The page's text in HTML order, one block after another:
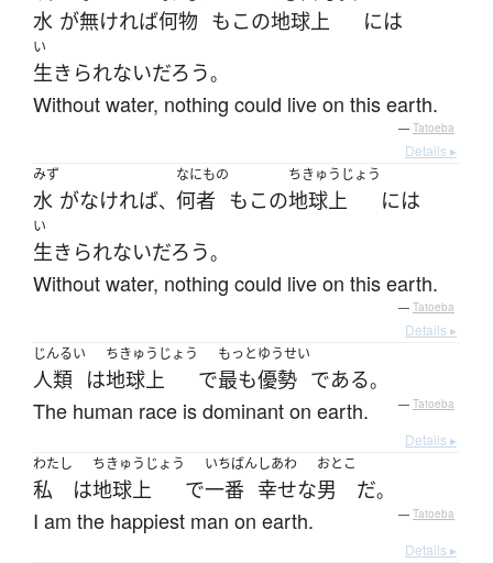
水 が無ければ何物 も この地球上 には
い
生きられないだろう。
Without water, nothing could live on this earth.
— Tatoeba
Details ▸
みず
水 がなければ、
なにもの
何者 も この
ちきゅうじょう
地球上 には
い
生きられないだろう。
Without water, nothing could live on this earth.
— Tatoeba
Details ▸
じんるい
人類 は
ちきゅうじょう
地球上 で
もっと
最も
ゆうせい
優勢 である。
The human race is dominant on earth. — Tatoeba
Details ▸
わたし
私 は
ちきゅうじょう
地球上 で
いちばん
一番
しあわ
幸せな
おとこ
男 だ。
I am the happiest man on earth. — Tatoeba
Details ▸